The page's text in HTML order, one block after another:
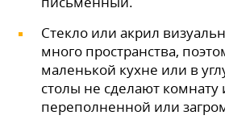
Стекло или акрил
много пространства,
маленькой кухне или в
столы не сделают
переполненной или